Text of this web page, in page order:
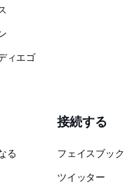
ィエゴ
る
接続する
フェイスブック
ツイッター